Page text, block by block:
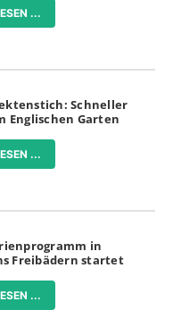
...
Schneller
Englischen Garten
...
in
Freibädern startet
...